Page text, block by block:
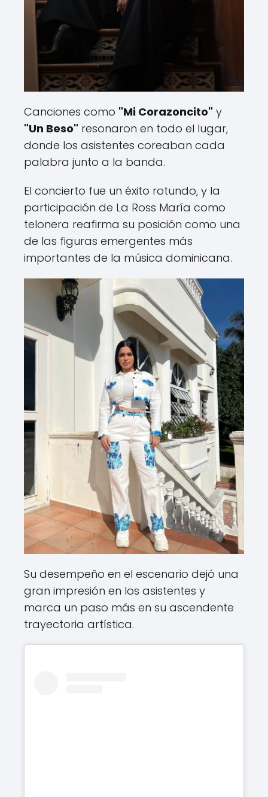
Canciones como "Mi Corazoncito" y
"Un Beso" resonaron en todo el lugar,
donde los asistentes coreaban cada
palabra junto a la banda.
El concierto fue un éxito rotundo, y la
participación de La Ross María como
telonera reafirma su posición como una
de las figuras emergentes más
importantes de la música dominicana.
Su desempeño en el escenario dejó una
gran impresión en los asistentes y
marca un paso más en su ascendente
trayectoria artística.